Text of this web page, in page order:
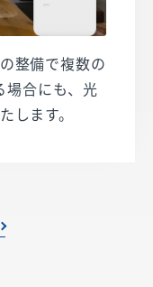
整備で複数の
場合にも、光
します。